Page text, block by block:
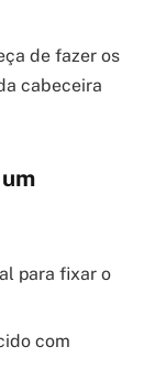
de fazer os
cabeceira
para fixar o
com